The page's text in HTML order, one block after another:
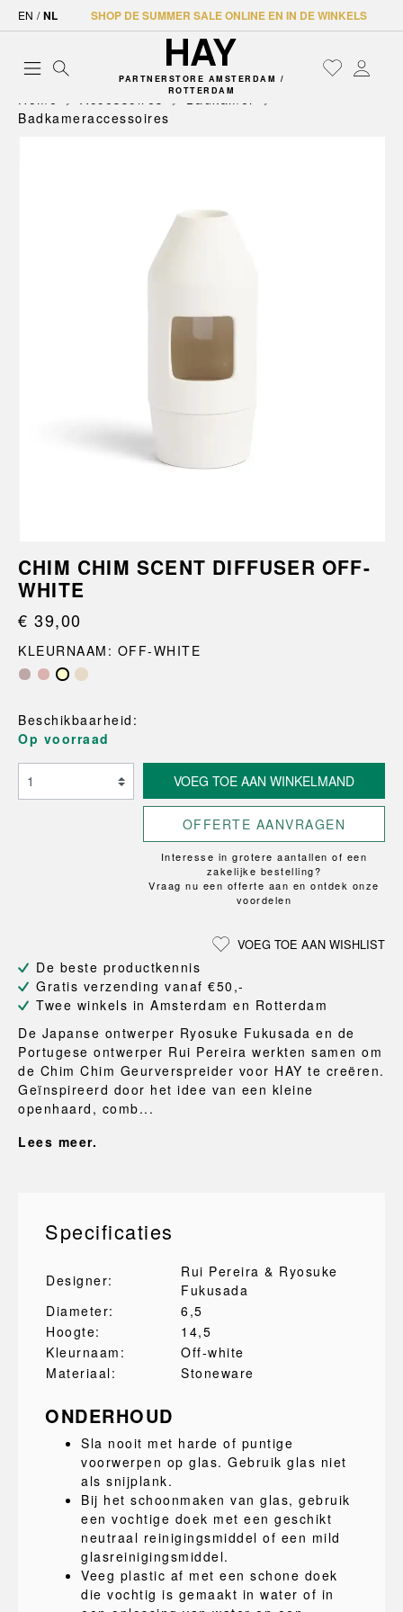
EN / NL SHOP DE SUMMER SALE ONLINE EN IN DE WINKELS
PARTNERSTORE AMSTERDAM /
ROTTERDAM
Home Accessoires
Badkamer
Badkameraccessoires
CHIM CHIM SCENT DIFFUSER OFF-
WHITE
€ 39,00
KLEURNAAM: OFF-WHITE
Beschikbaarheid:
Op voorraad
VOEG TOE AAN WINKELMAND
OFFERTE AANVRAGEN
Interesse in grotere aantallen of een
zakelijke bestelling?
Vraag nu een offerte aan en ontdek onze
voordelen
VOEG TOE AAN WISHLIST
De beste productkennis
Gratis verzending vanaf €50,-
Twee winkels in Amsterdam en Rotterdam
De Japanse ontwerper Ryosuke Fukusada en de
Portugese ontwerper Rui Pereira werkten samen om
de Chim Chim Geurverspreider voor HAY te creëren.
Geïnspireerd door het idee van een kleine
openhaard, comb...
Lees meer.
Specificaties
Designer:
Rui Pereira & Ryosuke
Fukusada
Diameter:
6,5
Hoogte:
14,5
Kleurnaam:
Off-white
Materiaal:
Stoneware
ONDERHOUD
Sla nooit met harde of puntige
voorwerpen op glas. Gebruik glas niet
als snijplank.
Bij het schoonmaken van glas, gebruik
een vochtige doek met een geschikt
neutraal reinigingsmiddel of een mild
glasreinigingsmiddel.
Veeg plastic af met een schone doek
die vochtig is gemaakt in water of in